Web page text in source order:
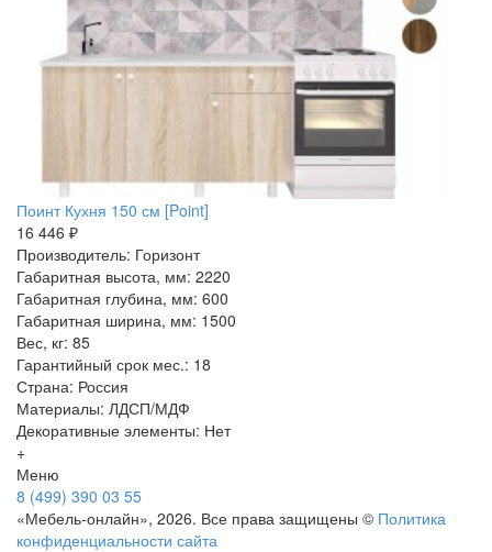
Поинт Кухня 150 см [Point]
16 446 ₽
Производитель: Горизонт
Габаритная высота, мм: 2220
Габаритная глубина, мм: 600
Габаритная ширина, мм: 1500
Вес, кг: 85
Гарантийный срок мес.: 18
Страна: Россия
Материалы: ЛДСП/МДФ
Декоративные элементы: Нет
+
Меню
8 (499) 390 03 55
«Мебель-онлайн», 2026. Все права защищены © Политика
конфиденциальности сайта